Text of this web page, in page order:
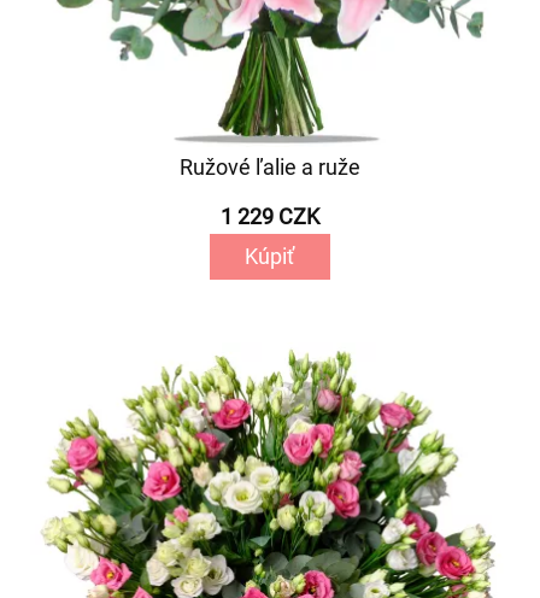
Ružové ľalie a ruže
1 229 CZK
Kúpiť